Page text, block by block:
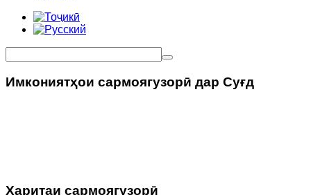
Имкониятҳои сармоягузорӣ дар Суғд
Харитаи сармоягузорӣ